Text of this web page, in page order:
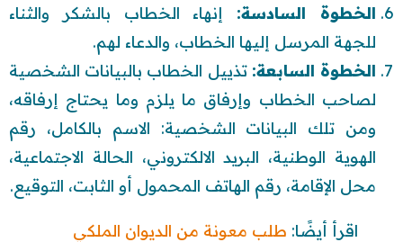
الخطوة السادسة: إنهاء الخطاب بالشكر والثناء
للجهة المرسل إليها الخطاب، والدعاء لهم.
الخطوة السابعة: تذييل الخطاب بالبيانات الشخصية
لصاحب الخطاب وإرفاق ما يلزم وما يحتاج إرفاقه،
ومن تلك البيانات الشخصية: الاسم بالكامل، رقم
الهوية الوطنية، البريد الالكتروني، الحالة الاجتماعية،
محل الإقامة، رقم الهاتف المحمول أو الثابت، التوقيع.
اقرأ أيضًا: طلب معونة من الديوان الملكي